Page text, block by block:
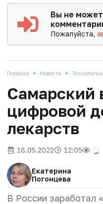
Вы не
Пожалуйста,
Главная • Новости • Технологии
Самарский
цифровой
лекарств
18.05.2022 12:05
Екатерина
Погонцева
В России заработал